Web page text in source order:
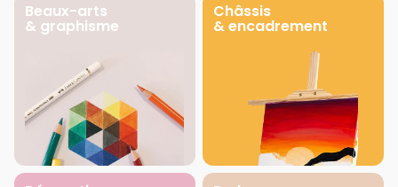
Beaux-arts
& graphisme
Châssis
& encadrement